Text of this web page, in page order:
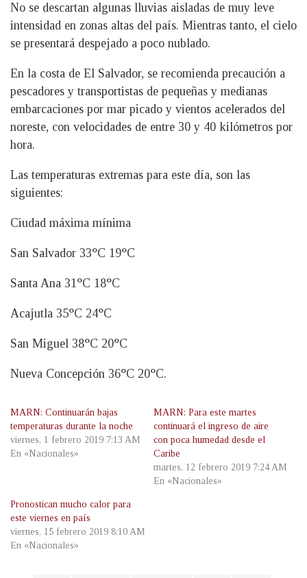
No se descartan algunas lluvias aisladas de muy leve
intensidad en zonas altas del país. Mientras tanto, el cielo
se presentará despejado a poco nublado.
En la costa de El Salvador, se recomienda precaución a
pescadores y transportistas de pequeñas y medianas
embarcaciones por mar picado y vientos acelerados del
noreste, con velocidades de entre 30 y 40 kilómetros por
hora.
Las temperaturas extremas para este día, son las
siguientes:
Ciudad máxima mínima
San Salvador 33°C 19°C
Santa Ana 31°C 18°C
Acajutla 35°C 24°C
San Miguel 38°C 20°C
Nueva Concepción 36°C 20°C.
MARN: Continuarán bajas
temperaturas durante la noche
viernes, 1 febrero 2019 7:13 AM
En «Nacionales»
MARN: Para este martes
continuará el ingreso de aire
con poca humedad desde el
Caribe
martes, 12 febrero 2019 7:24 AM
En «Nacionales»
Pronostican mucho calor para
este viernes en país
viernes, 15 febrero 2019 8:10 AM
En «Nacionales»